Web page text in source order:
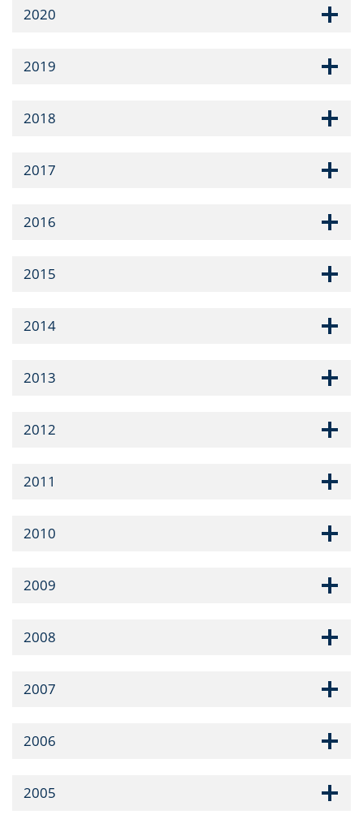
2020
2019
2018
2017
2016
2015
2014
2013
2012
2011
2010
2009
2008
2007
2006
2005